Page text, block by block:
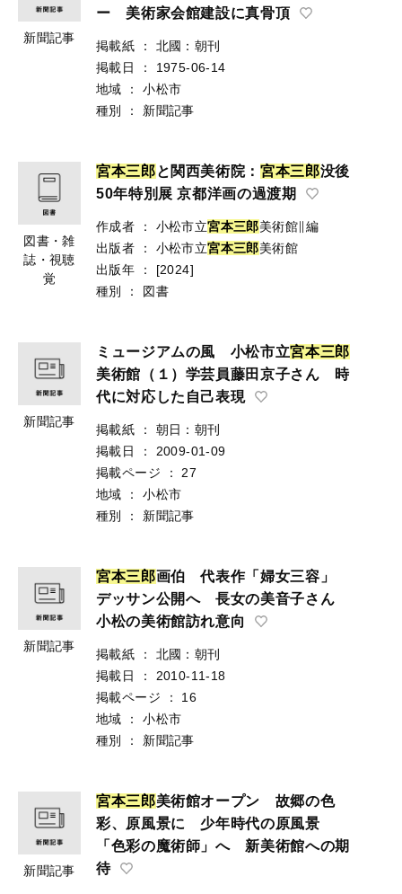
新聞記事
ー 美術家会館建設に真骨頂
掲載紙 ：
北國：朝刊
掲載日
：
1975-06-14
地域
：
小松市
種別
： 新聞記事
図書・雑
誌・視聴
覚
宮本三 郎と関西美術院：宮本三 郎没後
50年特別展 京都洋画の過渡期
作成者 ： 小松市立宮本三郎美術館∥編
出版者
： 小松市立宮本三郎美術館
出版年
：
[2024]
種別
： 図書
新聞記事
ミュージアムの風 小松市立宮本三郎
美術館（１）学芸員藤田京子さん 時
代に対応した自己表現
掲載紙 ：
朝日：朝刊
掲載日
：
2009-01-09
掲載ページ
：
27
地域
：
小松市
種別
： 新聞記事
新聞記事
宮本三 郎画伯 代表作「婦女三容」
デッサン公開へ 長女の美音子さん
小松の美術館訪れ意向
掲載紙 ：
北國：朝刊
掲載日
：
2010-11-18
掲載ページ
：
16
地域
：
小松市
種別
： 新聞記事
新聞記事
宮本三 郎美術館オープン 故郷の色
彩、原風景に 少年時代の原風景
「色彩の魔術師」へ 新美術館への期
待